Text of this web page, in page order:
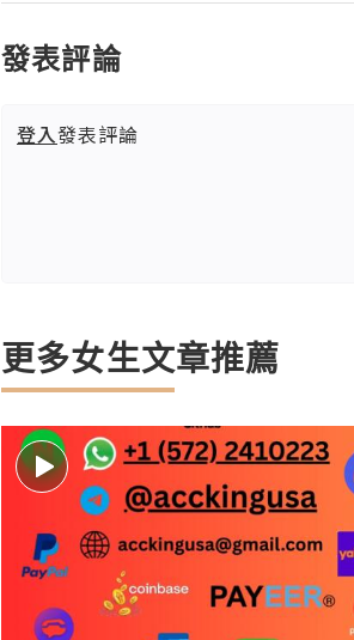
發表評論
登入發表評論
更多女生文章推薦